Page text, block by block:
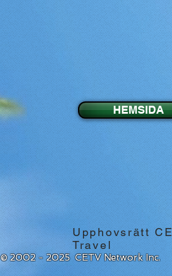
HEMSIDA
Upphovsrätt
Travel
© 2002 - 2025 CETV Network Inc.